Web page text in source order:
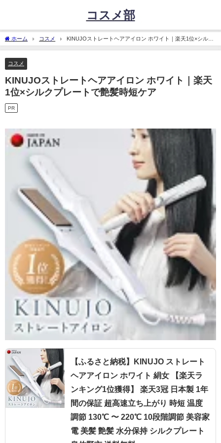
コスメ部
ホーム コスメ
KINUJOストレートヘアアイロン ホワイト｜楽天1位×シルク
プレートで艶髪時短ケア
コスメ
KINUJOストレートヘアアイロン ホワイト｜楽天
1位×シルクプレートで艶髪時短ケア
PR
【ふるさと納税】KINUJO ストレート
ヘアアイロン ホワイト 絹女 【楽天ラ
ンキング1位獲得】 楽天3冠 日本製 1年
間の保証 超高速立ち上がり 時短 温度
調節 130℃ 〜 220℃ 10段階調節 美容家
電 美髪 艶髪 水分保持 シルクプレート